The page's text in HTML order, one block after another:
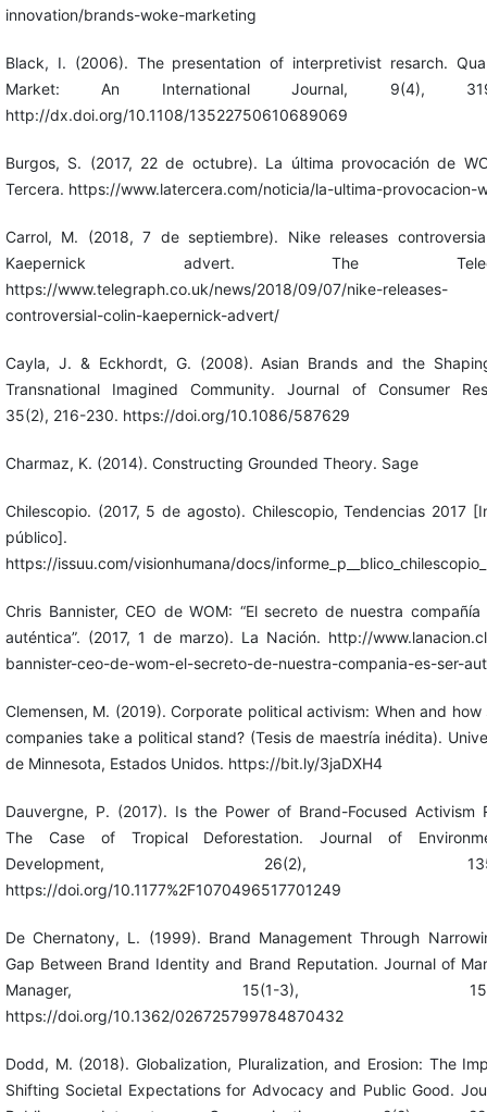
innovation/brands-woke-marketing
Black, I. (2006). The presentation of interpretivist resarch.
Market: An International Journal, 9(4),
http://dx.doi.org/10.1108/13522750610689069
Burgos, S. (2017, 22 de octubre). La última provocación de
Tercera. https://www.latercera.com/noticia/la-ultima-provocacion-
Carrol, M. (2018, 7 de septiembre). Nike releases
Kaepernick advert. The
https://www.telegraph.co.uk/news/2018/09/07/nike-releases-
controversial-colin-kaepernick-advert/
Cayla, J. & Eckhordt, G. (2008). Asian Brands and the
Transnational Imagined Community. Journal of Consumer
35(2), 216-230. https://doi.org/10.1086/587629
Charmaz, K. (2014). Constructing Grounded Theory. Sage
Chilescopio. (2017, 5 de agosto). Chilescopio, Tendencias 2017
público].
https://issuu.com/visionhumana/docs/
Chris Bannister, CEO de WOM: “El secreto de nuestra compañía
auténtica”. (2017, 1 de marzo). La Nación. http://
bannister-ceo-de-wom-el-secreto-de-nuestra-compania-es-ser-
Clemensen, M. (2019). Corporate political activism: When and how
companies take a political stand? (Tesis de maestría inédita).
de Minnesota, Estados Unidos. https://bit.ly/3jaDXH4
Dauvergne, P. (2017). Is the Power of Brand-Focused Activism
The Case of Tropical Deforestation. Journal of
Development, 26(2), 135-
https://doi.org/10.1177%2F1070496517701249
De Chernatony, L. (1999). Brand Management Through
Gap Between Brand Identity and Brand Reputation. Journal of
Manager, 15(1-3), 157-
https://doi.org/10.1362/026725799784870432
Dodd, M. (2018). Globalization, Pluralization, and Erosion: The
Shifting Societal Expectations for Advocacy and Public Good.